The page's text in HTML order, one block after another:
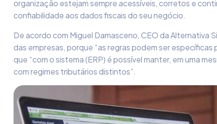
organização estejam sempre acessíveis, corretos e
confiabilidade aos dados fiscais do seu negócio.
De acordo com Miguel Damasceno, CEO da Alternativa
das empresas, porque “as regras podem ser
que “com o sistema (ERP) é possível manter, em uma
com regimes tributários distintos”.